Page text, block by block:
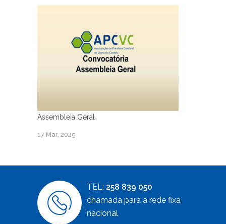
Assembleia Geral
17 Mar, 2025
TEL: 258 839 050
chamada para a rede fixa
nacional